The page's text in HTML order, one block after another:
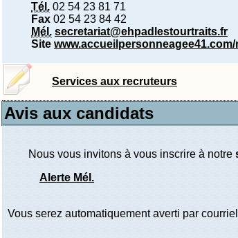
Tél. 02 54 23 81 71
Fax 02 54 23 84 42
Mél. secretariat@ehpadlestourtraits.fr
Site
Services aux recruteurs
Avis aux candidats
Nous vous invitons à vous inscrire à notre
Alerte Mél.
Vous serez automatiquement averti par